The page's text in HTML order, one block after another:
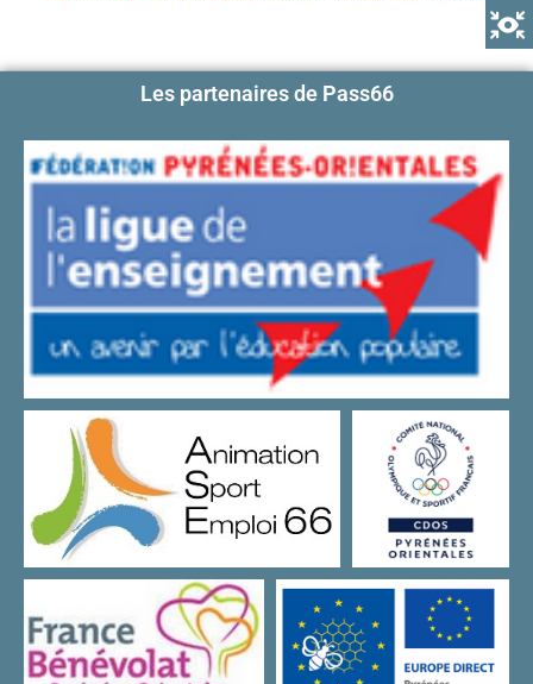
Les partenaires de Pass66